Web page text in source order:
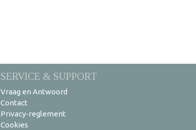
SERVICE & SUPPORT
Vraag en Antwoord
Contact
Privacy-reglement
Cookies